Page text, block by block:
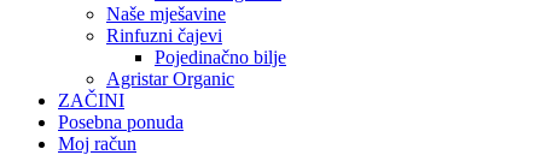
Naše mješavine
Rinfuzni čajevi
Pojedinačno bilje
Agristar Organic
ZAČINI
Posebna ponuda
Moj račun